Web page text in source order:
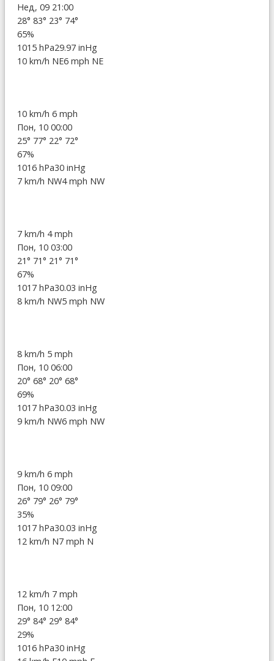
Нед, 09 21:00
28° 83° 23° 74°
65%
1015 hPa29.97 inHg
10 km/h NE6 mph NE
10 km/h 6 mph
Пон, 10 00:00
25° 77° 22° 72°
67%
1016 hPa30 inHg
7 km/h NW4 mph NW
7 km/h 4 mph
Пон, 10 03:00
21° 71° 21° 71°
67%
1017 hPa30.03 inHg
8 km/h NW5 mph NW
8 km/h 5 mph
Пон, 10 06:00
20° 68° 20° 68°
69%
1017 hPa30.03 inHg
9 km/h NW6 mph NW
9 km/h 6 mph
Пон, 10 09:00
26° 79° 26° 79°
35%
1017 hPa30.03 inHg
12 km/h N7 mph N
12 km/h 7 mph
Пон, 10 12:00
29° 84° 29° 84°
29%
1016 hPa30 inHg